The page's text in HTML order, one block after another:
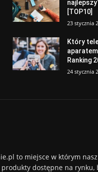
[TOP10]
23 stycznia
Który
Ranking
24 stycznia
to miejsce w którym
dostępne na rynku,